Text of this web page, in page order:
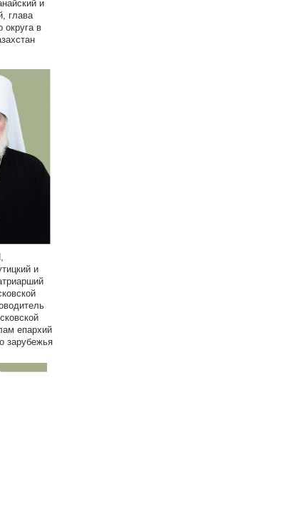
и
глава
округа в
,
и
епархий
зарубежья